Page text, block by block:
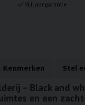
Vijf jaar garantie
Kenmerken Stel
– Black and
en een